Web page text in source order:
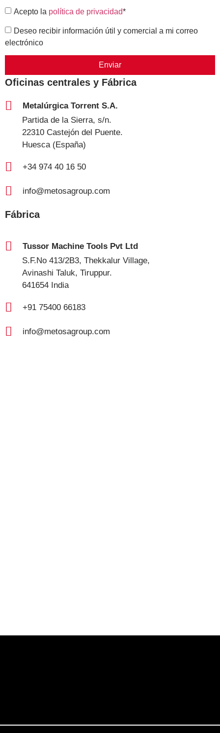
Acepto la política de privacidad*
Deseo recibir información útil y comercial a mi correo
electrónico
Enviar
Oficinas centrales y Fábrica
Metalúrgica Torrent S.A.
Partida de la Sierra, s/n.
22310 Castejón del Puente.
Huesca (España)
+34 974 40 16 50
info@metosagroup.com
Fábrica
Tussor Machine Tools Pvt Ltd
S.F.No 413/2B3, Thekkalur Village,
Avinashi Taluk, Tiruppur.
641654 India
+91 75400 66183
info@metosagroup.com